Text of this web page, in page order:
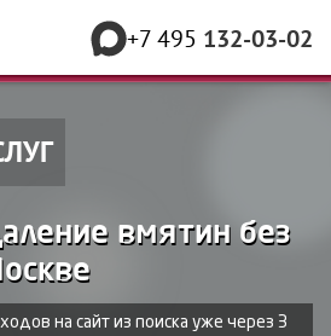
+7 495 132-03-02
вмятин без
на сайт из поиска уже через 3